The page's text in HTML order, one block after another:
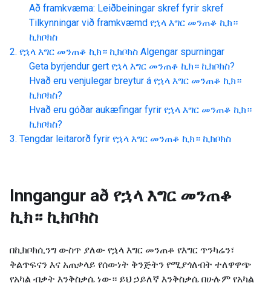
Að framkvæma: Leiðbeiningar skref fyrir skref
Tilkynningar við framkvæmd የኋላ እግር መንጠቆ ኪክ።
ኪክቦክስ
የኋላ እግር መንጠቆ ኪክ። ኪክቦክስ Algengar spurningar
Geta byrjendur gert የኋላ እግር መንጠቆ ኪክ። ኪክቦክስ?
Hvað eru venjulegar breytur á የኋላ እግር መንጠቆ ኪክ።
ኪክቦክስ?
Hvað eru góðar aukæfingar fyrir የኋላ እግር መንጠቆ ኪክ።
ኪክቦክስ?
Tengdar leitarorð fyrir የኋላ እግር መንጠቆ ኪክ። ኪክቦክስ
Inngangur að የኋላ እግር መንጠቆ
ኪክ። ኪክቦክስ
በኪክቦክሲንግ ውስጥ ያለው የኋላ እግር መንጠቆ የእግር ጥንካሬን፣
ቅልጥፍናን እና አጠቃላይ የሰውነት ቅንጅትን የሚያጎለብት ተለዋዋጭ
የአካል ብቃት እንቅስቃሴ ነው። ይህ ኃይለኛ እንቅስቃሴ በሁሉም የአካል